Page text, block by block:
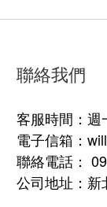
聯絡我們
客服時間：
電子信箱：
聯絡電話：
公司地址：新